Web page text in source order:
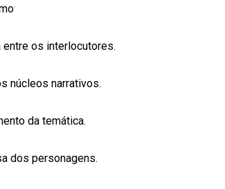
os interlocutores.
núcleos narrativos.
da temática.
dos personagens.